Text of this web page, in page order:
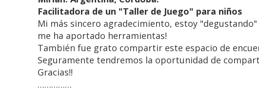
Facilitadora de un "Taller de Juego" para niños
Mi más sincero agradecimiento, estoy
me ha aportado herramientas!
También fue grato compartir este espacio de
Seguramente tendremos la oportunidad de
Gracias!!
……………